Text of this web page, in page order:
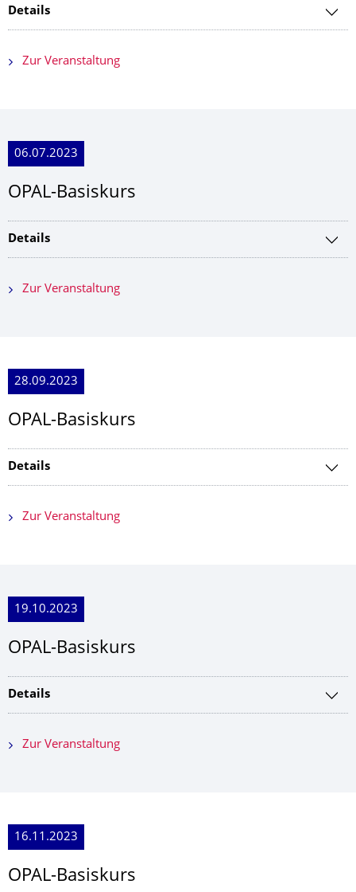
Details
Zur Veranstaltung
06.07.2023
OPAL-Basiskurs
Details
Zur Veranstaltung
28.09.2023
OPAL-Basiskurs
Details
Zur Veranstaltung
19.10.2023
OPAL-Basiskurs
Details
Zur Veranstaltung
16.11.2023
OPAL-Basiskurs